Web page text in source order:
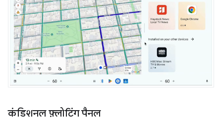
कंडिशनल फ़्लोटिंग पैनल